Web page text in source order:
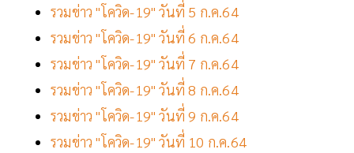
รวมข่าว "โควิด-19" วันที่ 5 ก.ค.64
รวมข่าว "โควิด-19" วันที่ 6 ก.ค.64
รวมข่าว "โควิด-19" วันที่ 7 ก.ค.64
รวมข่าว "โควิด-19" วันที่ 8 ก.ค.64
รวมข่าว "โควิด-19" วันที่ 9 ก.ค.64
รวมข่าว "โควิด-19" วันที่ 10 ก.ค.64